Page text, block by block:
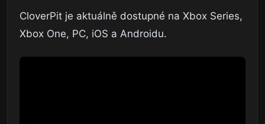
CloverPit je aktuálně dostupné na Xbox Series,
Xbox One, PC, iOS a Androidu.